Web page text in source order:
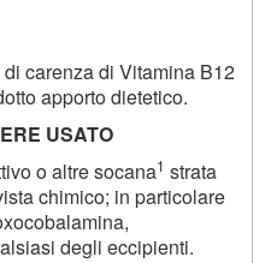
carenza di Vitamina B12
apporto dietetico.
USATO
o altre socana1 strata
chimico; in particolare
degli eccipienti.